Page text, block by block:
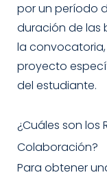
por un período
duración de las
la
proyecto
del estudiante.
¿Cuáles son los
Colaboración?
Para obtener